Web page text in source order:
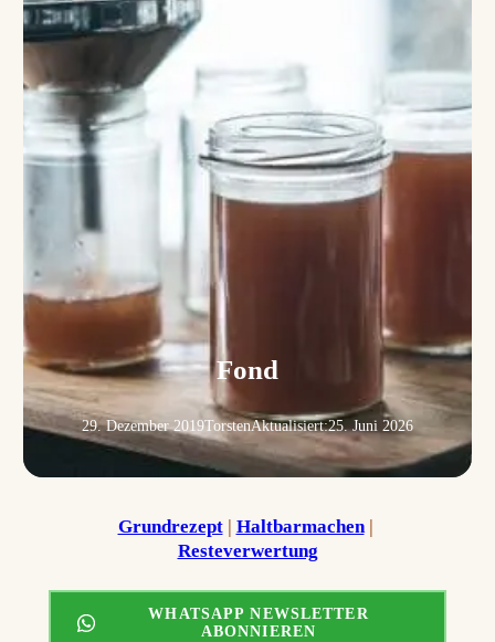
Fond
29. Dezember 2019TorstenAktualisiert:25. Juni 2026
Grundrezept | Haltbarmachen
Resteverwertung
WHATSAPP NEWSLETTER
ABONNIEREN